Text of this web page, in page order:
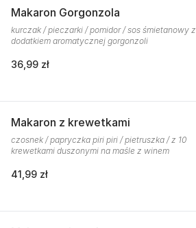
Makaron Gorgonzola
kurczak / pieczarki / pomidor / sos śmietanowy z
dodatkiem aromatycznej gorgonzoli
36,99 zł
Makaron z krewetkami
czosnek / papryczka piri piri / pietruszka / z 10
krewetkami duszonymi na maśle z winem
41,99 zł